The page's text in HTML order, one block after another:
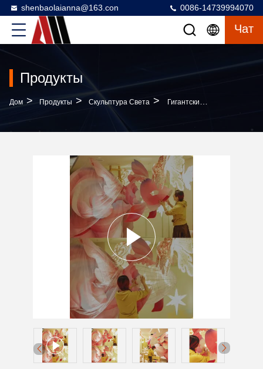
shenbaolaianna@163.con 0086-14739994070
Чат
Продукты
Дом > Продукты > Скульптура Света > Гигантский Рыбный Фонарь Кои - Специальная 3D-Инсталляция На Бумаге Для Активных Мероприятий И Мероприятий Роскошных Брендов